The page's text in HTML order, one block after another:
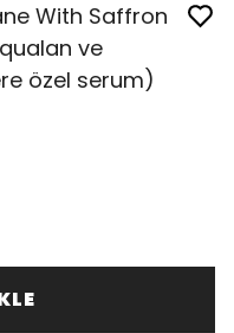
With Saffron
ve
özel serum)